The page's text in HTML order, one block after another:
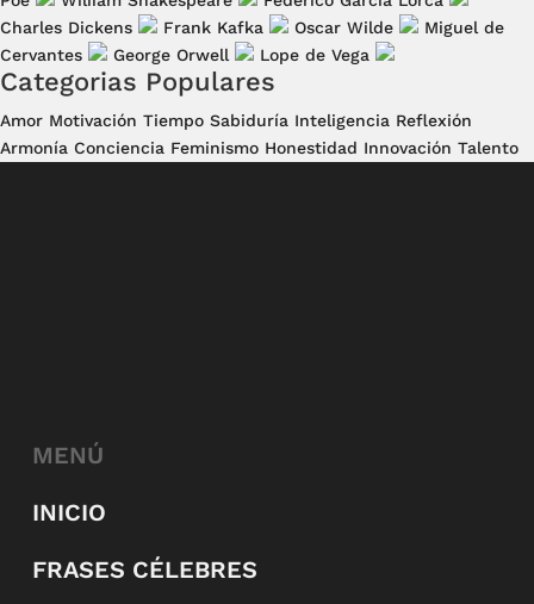
Charles Dickens
Frank Kafka Oscar Wilde
Miguel de
Cervantes
George Orwell Lope de Vega
Categorias Populares
Amor Motivación Tiempo Sabiduría Inteligencia Reflexión
Armonía Conciencia Feminismo Honestidad Innovación Talento
MENÚ
INICIO
FRASES CÉLEBRES